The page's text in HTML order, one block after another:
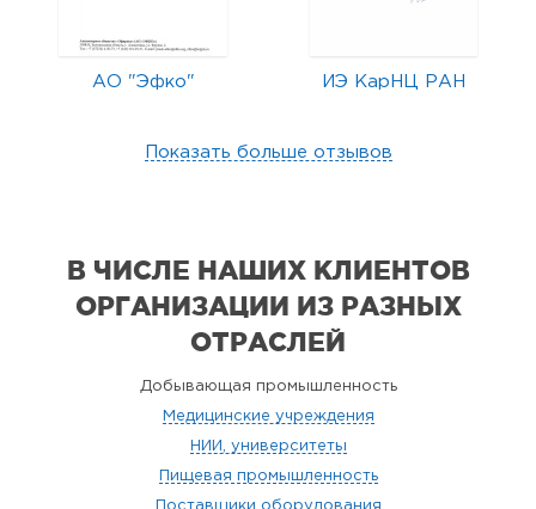
АО "Эфко" ИЭ КарНЦ РАН
Показать больше отзывов
В ЧИСЛЕ НАШИХ КЛИЕНТОВ
ОРГАНИЗАЦИИ ИЗ РАЗНЫХ
ОТРАСЛЕЙ
Добывающая промышленность
Медицинские учреждения
НИИ, университеты
Пищевая промышленность
Поставщики оборудования